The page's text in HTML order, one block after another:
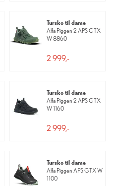
Tursko til dame
Alfa Piggen 2 APS GTX
W 8860
2 999,-
Tursko til dame
Alfa Piggen 2 APS GTX
W 1160
2 999,-
Tursko til dame
Alfa Piggen APS GTX W
1100